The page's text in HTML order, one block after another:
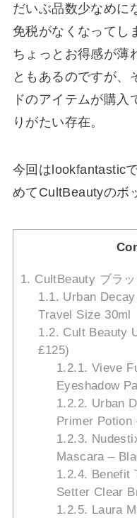
だいぶ品数少なめに
免税がなくなってし
ちょっとお得感が薄
ともあるのですが、
ドのアイテムが購
りがたい存在。
今回はlookfantastic
めてCultBeautyのボ
1. CultBeauty ブラ
1.1. Urban
Travel Size 30ml
1.2. Cult Beauty
£125)
1.2.1. Vieve
Eyeshadow
1.2.2. Urban
Primer Potion
1.2.3.
Mascara –
1.2.4. Benefit
Setter Clear
1.2.5. Laura